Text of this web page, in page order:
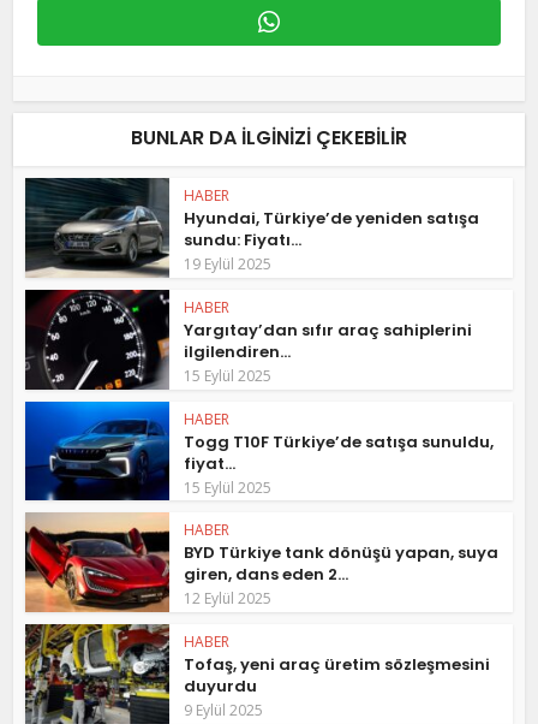
BUNLAR DA ILGINIZI ÇEKEBILIR
HABER
Hyundai, Türkiye’de yeniden satışa
sundu: Fiyatı...
19 Eylül 2025
HABER
Yargıtay’dan sıfır araç sahiplerini
ilgilendiren...
15 Eylül 2025
HABER
Togg T10F Türkiye’de satışa sunuldu,
fiyat...
15 Eylül 2025
HABER
BYD Türkiye tank dönüşü yapan, suya
giren, dans eden 2...
12 Eylül 2025
HABER
Tofaş, yeni araç üretim sözleşmesini
duyurdu
9 Eylül 2025